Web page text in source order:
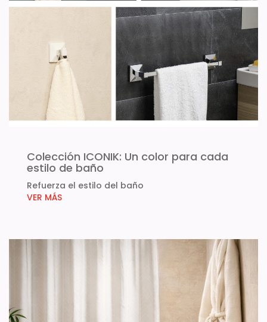
Colección ICONIK: Un color para cada
estilo de baño
Refuerza el estilo del baño
VER MÁS